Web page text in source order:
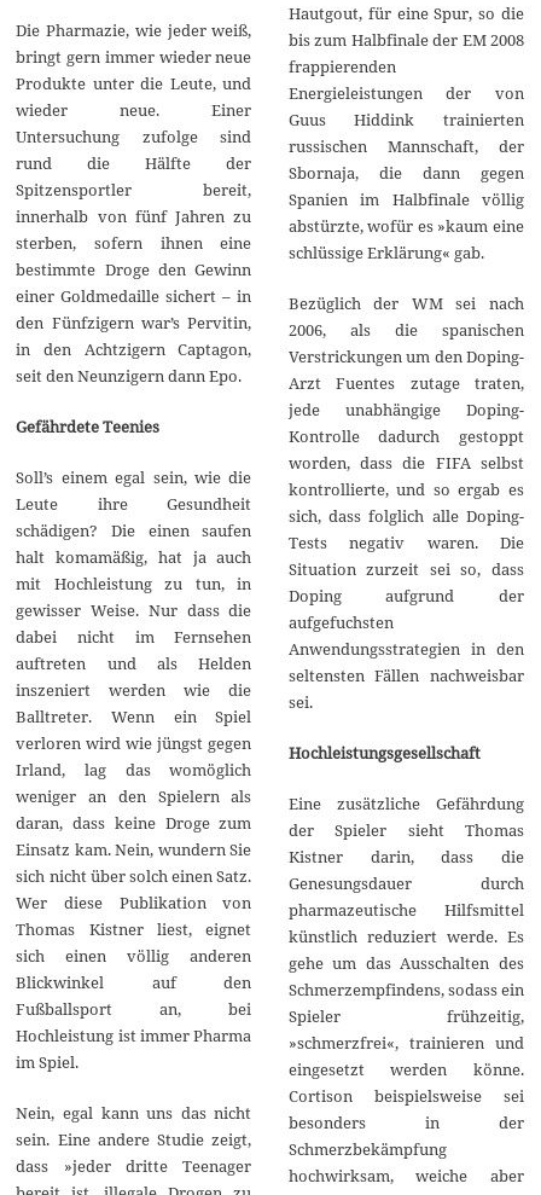
Die Pharmazie, wie jeder weiß,
bringt gern immer wieder neue
Produkte unter die Leute, und
wieder neue. Einer
Untersuchung zufolge sind
rund die Hälfte der
Spitzensportler bereit,
innerhalb von fünf Jahren zu
sterben, sofern ihnen eine
bestimmte Droge den Gewinn
einer Goldmedaille sichert – in
den Fünfzigern war’s Pervitin,
in den Achtzigern Captagon,
seit den Neunzigern dann Epo.
Gefährdete Teenies
Soll’s einem egal sein, wie die
Leute ihre Gesundheit
schädigen? Die einen saufen
halt komamäßig, hat ja auch
mit Hochleistung zu tun, in
gewisser Weise. Nur dass die
dabei nicht im Fernsehen
auftreten und als Helden
inszeniert werden wie die
Balltreter. Wenn ein Spiel
verloren wird wie jüngst gegen
Irland, lag das womöglich
weniger an den Spielern als
daran, dass keine Droge zum
Einsatz kam. Nein, wundern Sie
sich nicht über solch einen Satz.
Wer diese Publikation von
Thomas Kistner liest, eignet
sich einen völlig anderen
Blickwinkel auf den
Fußballsport an, bei
Hochleistung ist immer Pharma
im Spiel.
Nein, egal kann uns das nicht
sein. Eine andere Studie zeigt,
dass »jeder dritte Teenager
Hautgout, für eine Spur, so die
bis zum Halbfinale der EM 2008
frappierenden
Energieleistungen der von
Guus Hiddink trainierten
russischen Mannschaft, der
Sbornaja, die dann gegen
Spanien im Halbfinale völlig
abstürzte, wofür es »kaum eine
schlüssige Erklärung« gab.
Bezüglich der WM sei nach
2006, als die spanischen
Verstrickungen um den Doping-
Arzt Fuentes zutage traten,
jede unabhängige Doping-
Kontrolle dadurch gestoppt
worden, dass die FIFA selbst
kontrollierte, und so ergab es
sich, dass folglich alle Doping-
Tests negativ waren. Die
Situation zurzeit sei so, dass
Doping aufgrund der
aufgefuchsten
Anwendungsstrategien in den
seltensten Fällen nachweisbar
sei.
Hochleistungsgesellschaft
Eine zusätzliche Gefährdung
der Spieler sieht Thomas
Kistner darin, dass die
Genesungsdauer durch
pharmazeutische Hilfsmittel
künstlich reduziert werde. Es
gehe um das Ausschalten des
Schmerzempfindens, sodass ein
Spieler frühzeitig,
»schmerzfrei«, trainieren und
eingesetzt werden könne.
Cortison beispielsweise sei
besonders in der
Schmerzbekämpfung
hochwirksam, weiche aber